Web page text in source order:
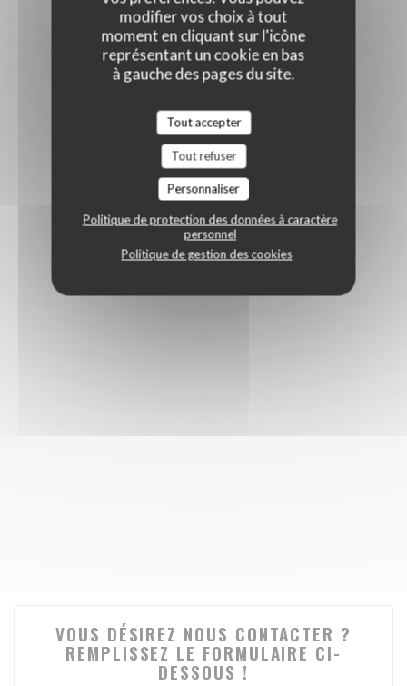
modifier vos choix à tout
moment en cliquant sur l'icône
représentant un cookie en bas
à gauche des pages du site.
Tout accepter
Tout refuser
Personnaliser
Politique de protection des données à caractère
personnel
Politique de gestion des cookies
VOUS DÉSIREZ NOUS CONTACTER ?
REMPLISSEZ LE FORMULAIRE CI-
DESSOUS !